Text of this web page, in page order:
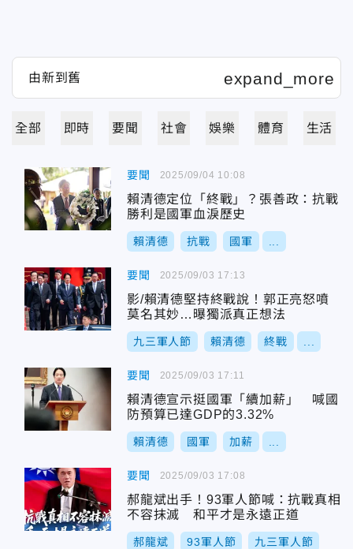
全部 即時 要聞 社會 娛樂 體育 生活
要聞
賴清德定位「終戰」？張善政：抗戰
勝利是國軍血淚歷史
賴清德 抗戰 國軍
2025/09/04 10:08
要聞
影/賴清德堅持終戰說！郭正亮怒噴
莫名其妙…曝獨派真正想法
九三軍人節 賴清德 終戰
2025/09/03 17:13
要聞
賴清德宣示挺國軍「續加薪」 喊國
防預算已達GDP的3.32%
賴清德 國軍 加薪
2025/09/03 17:11
要聞
郝龍斌出手！93軍人節喊：抗戰真相
不容抹滅 和平才是永遠正道
郝龍斌 93軍人節 九三軍人節
2025/09/03 17:08